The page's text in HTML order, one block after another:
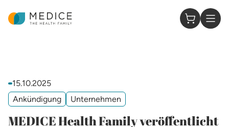
Zur Startseite
0 Artikel
MEDICE Health Family veröffentlicht
15.10.2025
Ankündigung
Unternehmen